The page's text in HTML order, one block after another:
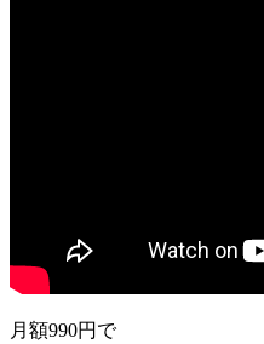
月額990円 で